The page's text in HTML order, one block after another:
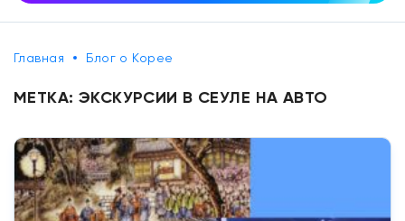
Главная Блог о Корее
МЕТКА: ЭКСКУРСИИ В СЕУЛЕ НА АВТО